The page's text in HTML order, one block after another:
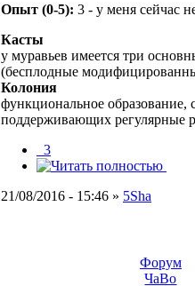
Опыт (0-5): 3 - у меня сейчас
Касты
у муравьев имеется три
(бесплодные
Колония
функциональное образование,
поддерживающих регулярные
_3
21/08/2016 - 15:46 » 5Sha
Форум
ЧаВо